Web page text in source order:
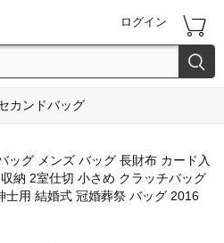
ログイン 

カンドバッグ
ッグ メンズ バッグ 長財布 カード入
納 2室仕切 小さめ クラッチバッグ
士用 結婚式 冠婚葬祭 バッグ 2016